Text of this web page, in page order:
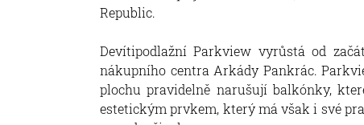
Republic.
Devítipodlažní Parkview vyrůstá od
nákupního centra Arkády Pankrác.
plochu pravidelně narušují balkónky,
estetickým prvkem, který má však i své